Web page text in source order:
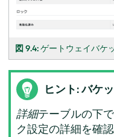
図 9.4:ゲートウェイバケ
ヒント: バケ
詳細テーブルの下
ク設定の詳細を確認